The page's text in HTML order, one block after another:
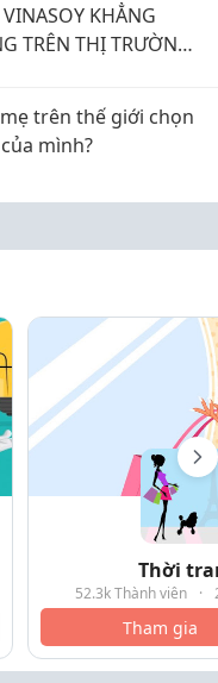
KHẲNG
trên thế giới chọn
mình?
Thời
52.3k Thành viên ·
Tham gia